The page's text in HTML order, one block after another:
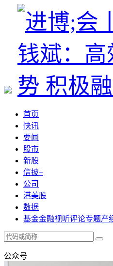
首页
快讯
要闻
股市
新股
信披+
公司
港美股
数据
基金金融视听评论专题产
公众号